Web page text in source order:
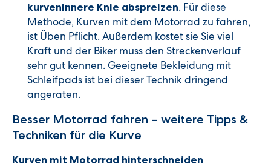
kurveninnere Knie abspreizen. Für diese
Methode, Kurven mit dem Motorrad zu fahren,
ist Üben Pflicht. Außerdem kostet sie Sie viel
Kraft und der Biker muss den Streckenverlauf
sehr gut kennen. Geeignete Bekleidung mit
Schleifpads ist bei dieser Technik dringend
angeraten.
Besser Motorrad fahren – weitere Tipps &
Techniken für die Kurve
Kurven mit Motorrad hinterschneiden